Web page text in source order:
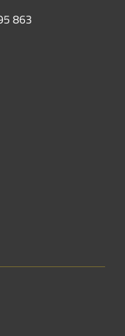
863